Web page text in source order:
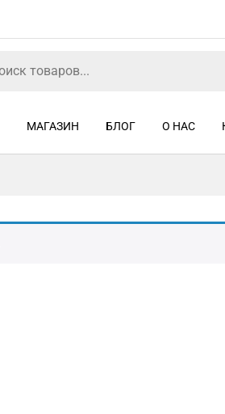
МАГАЗИН БЛОГ О НАС